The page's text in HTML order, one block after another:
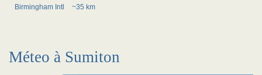
Birmingham Intl ~35 km
Méteo à Sumiton